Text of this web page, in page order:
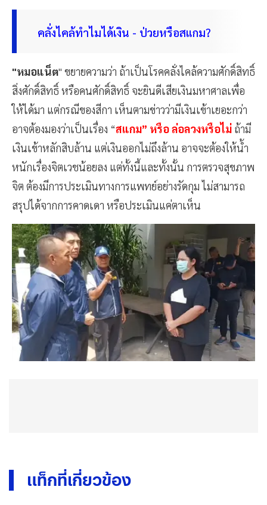
คลั่งไคล้ทำไมได้เงิน - ป่วยหรือสแกม?
"หมอแน็ต" ขยายความว่า ถ้าเป็นโรคคลั่งไคล้ความศักดิ์สิทธิ์
สิ่งศักดิ์สิทธิ์ หรือคนศักดิ์สิทธิ์ จะยินดีเสียเงินมหาศาลเพื่อ
ให้ได้มา แต่กรณีของสีกา เห็นตามข่าวว่ามีเงินเข้าเยอะกว่า
อาจต้องมองว่าเป็นเรื่อง “สแกม” หรือ ล่อลวงหรือไม่ ถ้ามี
เงินเข้าหลักสิบล้าน แต่เงินออกไม่ถึงล้าน อาจจะต้องให้น้ำ
หนักเรื่องจิตเวชน้อยลง แต่ทั้งนี้และทั้งนั้น การตรวจสุขภาพ
จิต ต้องมีการประเมินทางการแพทย์อย่างรัดกุม ไม่สามารถ
สรุปได้จากการคาดเดา หรือประเมินแค่ตาเห็น
แท็กที่เกี่ยวข้อง